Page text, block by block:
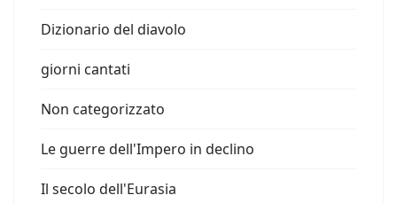
Dizionario del diavolo
giorni cantati
Non categorizzato
Le guerre dell'Impero in declino
Il secolo dell'Eurasia